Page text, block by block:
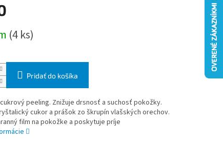
(4 ks)
Pridať do košíka
peeling. Znižuje drsnosť a suchosť pokožky.
cukor a prášok zo škrupín vlašských orechov.
film na pokožke a poskytuje príje